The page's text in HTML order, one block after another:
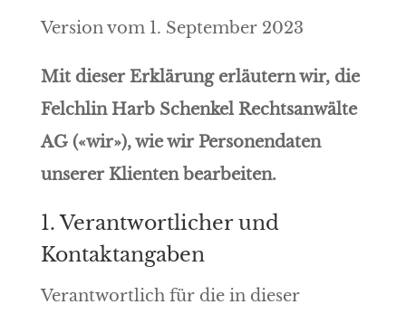
Version vom 1. September 2023
Mit dieser Erklärung erläutern wir, die
Felchlin Harb Schenkel Rechtsanwälte
AG («wir»), wie wir Personendaten
unserer Klienten bearbeiten.
1. Verantwortlicher und
Kontaktangaben
Verantwortlich für die in dieser